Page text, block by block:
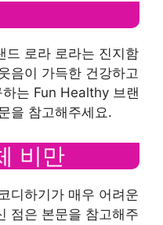
드 로라 로라는 진지함
음이 가득한 건강하고
는 Fun Healthy 브랜
을 참고해주세요.
비만
디하기가 매우 어려운
점은 본문을 참고해주